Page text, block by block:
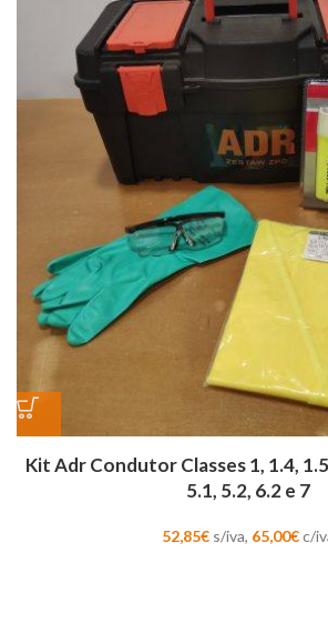
Kit Adr Condutor Classes 1, 1.4,
5.1, 5.2, 6.2 e 7
52,85€ s/iva, 65,00€c/